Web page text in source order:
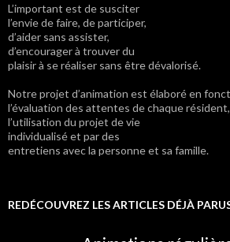
L’important est de susciter
l’envie de faire, de participer,
d’aider sans assister,
d’encourager à trouver du
plaisir à se réaliser sans être dévalorisé.
Notre projet d’animation est élaboré en
l’évaluation des attentes de chaque
l’utilisation du projet de vie
individualisé et par des
entretiens avec la personne et sa famille.
REDÉCOUVREZ LES ARTICLES DÉJÀ